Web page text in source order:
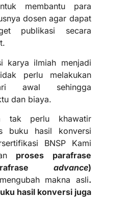
membantu para
dosen agar dapat
publikasi secara
karya ilmiah menjadi
perlu melakukan
awal sehingga
dan biaya.
tak perlu khawatir
buku hasil konversi
BNSP Kami
proses parafrase
advance)
makna asli.
hasil konversi juga